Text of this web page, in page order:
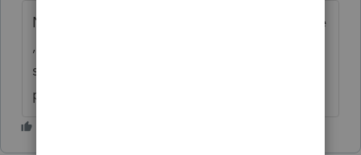
Normalement, pour la location commerciale
, il aurait été préférable de demander UN
seul numéro de taxes pour les deux co-
propriétaires. Comme associés.